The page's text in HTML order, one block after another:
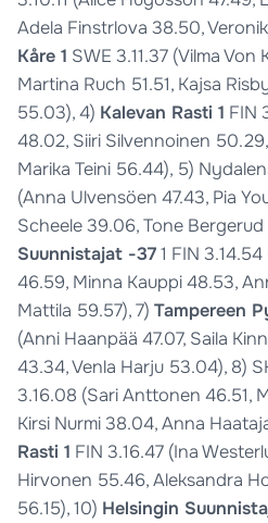
Adela Finstrlova 38.50,
Kåre 1 SWE 3.11.37 (Vilma
Martina Ruch 51.51, Kajsa
55.03), 4) Kalevan Rasti 1 FIN
48.02, Siiri Silvennoinen
Marika Teini 56.44), 5)
(Anna Ulvensöen 47.43, Pia
Scheele 39.06, Tone
Suunnistajat -371 FIN
46.59, Minna Kauppi 48.53,
Mattila 59.57), 7)Tampereen
(Anni Haanpää 47.07, Saila
43.34, Venla Harju 53.04), 8)
3.16.08 (Sari Anttonen 46.51,
Kirsi Nurmi 38.04, Anna
Rasti 1 FIN 3.16.47 (Ina
Hirvonen 55.46, Aleksandra
56.15), 10) Helsingin